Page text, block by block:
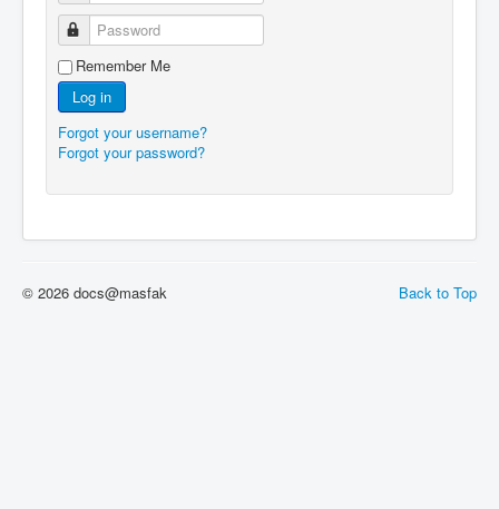
Password
Remember Me
Log in
Forgot your username?
Forgot your password?
Back to Top
© 2026 docs@masfak